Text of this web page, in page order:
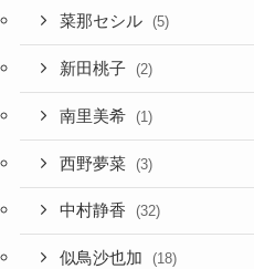
菜那セシル (5)
新田桃子 (2)
南里美希 (1)
西野夢菜 (3)
中村静香 (32)
似鳥沙也加 (18)